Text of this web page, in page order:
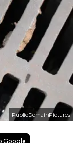
PublicDomainPictures
Google